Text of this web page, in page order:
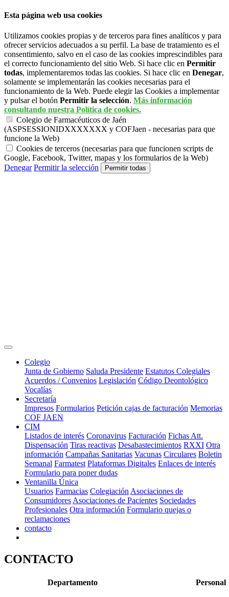
Esta página web usa cookies
Utilizamos cookies propias y de terceros para fines analíticos y para
ofrecer servicios adecuados a su perfil. La base de tratamiento es el
consentimiento, salvo en el caso de las cookies imprescindibles para
el correcto funcionamiento del sitio Web. Si hace clic en Permitir
todas, implementaremos todas las cookies. Si hace clic en Denegar,
solamente se implementarán las cookies necesarias para el
funcionamiento de la Web. Puede elegir las Cookies a implementar
y pulsar el botón Permitir la selección. Más información
consultando nuestra Política de cookies.
Colegio de Farmacéuticos de Jaén
(ASPSESSIONIDXXXXXXX y COFJaen - necesarias para que
funcione la Web)
Cookies de terceros (necesarias para que funcionen scripts de
Google, Facebook, Twitter, mapas y los formularios de la Web)
Denegar Permitir la selección
Colegio
Junta de Gobierno Saluda Presidente Estatutos Colegiales
Acuerdos / Convenios Legislación Código Deontológico
Vocalías
Secretaría
Impresos Formularios Petición cajas de facturación Memorias
COF JAEN
CIM
Listados de interés Coronavirus Facturación Fichas Att.
Dispensación Tiras reactivas Desabastecimientos RXXI Otra
información Campañas Sanitarias Vacunas Circulares Boletin
Semanal Farmatest Plataformas Digitales Enlaces de interés
Formulario para poner dudas
Ventanilla Única
Usuarios Farmacias Colegiación Asociaciones de
Consumidores Asociaciones de Pacientes Sociedades
Profesionales Otra información Formulario quejas o
reclamaciones
contacto
CONTACTO
Departamento Personal